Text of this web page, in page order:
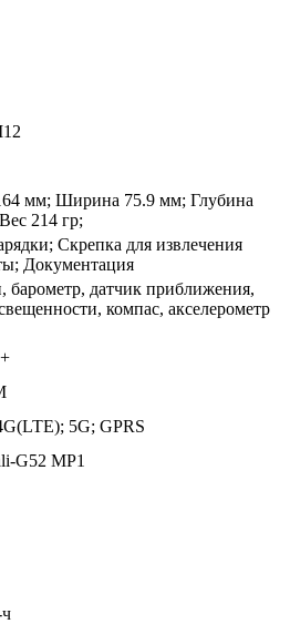
мм; Ширина 75.9 мм; Глубина
214 гр;
Скрепка для извлечения
Документация
барометр, датчик приближения,
компас, акселерометр
5G; GPRS
G52 MP1